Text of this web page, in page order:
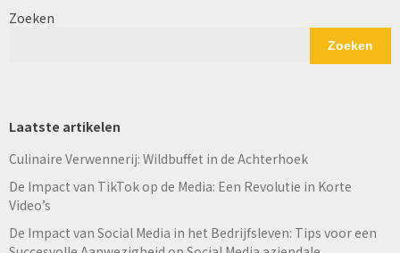
Zoeken
Zoeken
Laatste artikelen
Culinaire Verwennerij: Wildbuffet in de Achterhoek
De Impact van TikTok op de Media: Een Revolutie in Korte
Video’s
De Impact van Social Media in het Bedrijfsleven: Tips voor een